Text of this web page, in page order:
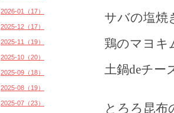
サバの塩焼
鶏のマヨキ
土鍋deチー
とろろ昆布
2026-01（17）
2025-12（17）
2025-11（19）
2025-10（20）
2025-09（18）
2025-08（19）
2025-07（23）